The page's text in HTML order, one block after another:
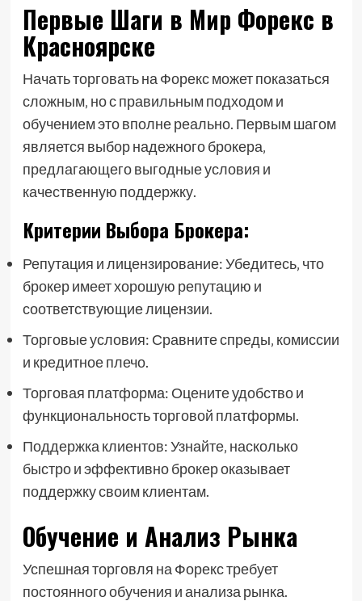
Первые Шаги в Мир Форекс в
Красноярске
Начать торговать на Форекс может показаться
сложным‚ но с правильным подходом и
обучением это вполне реально. Первым шагом
является выбор надежного брокера‚
предлагающего выгодные условия и
качественную поддержку.
Критерии Выбора Брокера:
Репутация и лицензирование: Убедитесь‚ что
брокер имеет хорошую репутацию и
соответствующие лицензии.
Торговые условия: Сравните спреды‚ комиссии
и кредитное плечо.
Торговая платформа: Оцените удобство и
функциональность торговой платформы.
Поддержка клиентов: Узнайте‚ насколько
быстро и эффективно брокер оказывает
поддержку своим клиентам.
Обучение и Анализ Рынка
Успешная торговля на Форекс требует
постоянного обучения и анализа рынка.